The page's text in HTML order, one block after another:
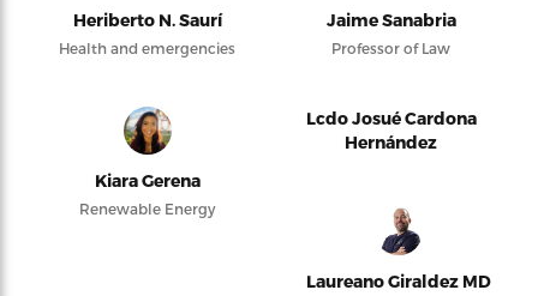
Heriberto N. Saurí
Health and emergencies
Jaime Sanabria
Professor of Law
Kiara Gerena
Renewable Energy
Lcdo Josué Cardona
Hernández
Laureano Giraldez MD